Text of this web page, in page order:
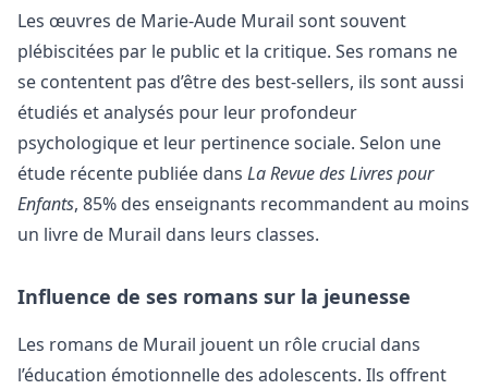
Les œuvres de Marie-Aude Murail sont souvent
plébiscitées par le public et la critique. Ses romans ne
se contentent pas d’être des best-sellers, ils sont aussi
étudiés et analysés pour leur profondeur
psychologique et leur pertinence sociale. Selon une
étude récente publiée dans La Revue des Livres pour
Enfants, 85% des enseignants recommandent au moins
un livre de Murail dans leurs classes.
Influence de ses romans sur la jeunesse
Les romans de Murail jouent un rôle crucial dans
l’éducation émotionnelle des adolescents. Ils offrent